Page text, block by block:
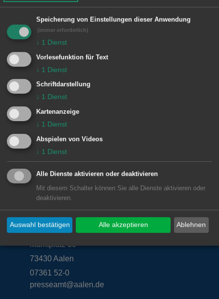
ungezwungener Runde können sich
junge Frauen austauschen. Ein
Einstieg ist jederzeit möglich. Die
Teilnahme ist kostenlos. Eine
Anmeldung sollte unter der E-Mail-
Adresse julia.paul@aalen.de erfolgen.
© Stadt Aalen, 21.09.2017
Rathaus Aalen
Marktplatz 30
73430Aalen
07361 52-0
presseamt@aalen.de
Speicherung von Einstellungen dieser Anwendung
(immer erforderlich)
↓ 1 Dienst
Vorlesefunktion für Text
↓ 1 Dienst
Schriftdarstellung
↓ 1 Dienst
Kartenanzeige
↓ 1 Dienst
Abspielen von Videos
↓ 1 Dienst
Alle Dienste aktivieren oder deaktivieren
Mit diesem Schalter können Sie alle Dienste aktivieren oder
deaktivieren.
Ablehnen
Auswahl bestätigen Alle akzeptieren